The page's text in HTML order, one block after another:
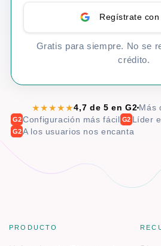
Regístrate
Gratis para siempre. No se
crédito.
★★★★★4,7 de 5 en G2 Más
G2 Configuración más fácil G2 Líder
G2 A los usuarios nos encanta
PRODUCTO